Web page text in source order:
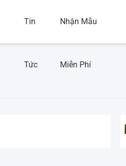
Tin
Tức
Nhận Mẫu
Miễn Phí